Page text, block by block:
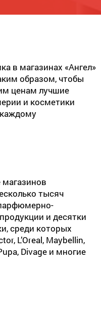
в магазинах «Ангел»
образом, чтобы
ценам лучшие
и косметики
тысяч
и десятки
среди которых
L’Oreal, Maybellin,
Divage и многие